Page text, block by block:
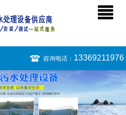
咨询电话： 13369211976